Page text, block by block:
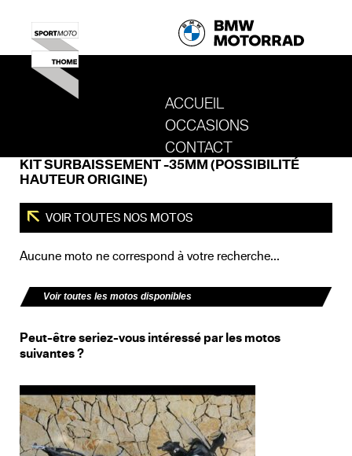
ACCUEIL
REVENIR AU SITE DE SPORT MOTO
OCCASIONS
CONTACT
KIT SURBAISSEMENT -35MM (POSSIBILITÉ
HAUTEUR ORIGINE)
VOIR TOUTES NOS MOTOS
Aucune moto ne correspond à votre recherche...
Voir toutes les motos disponibles
Peut-être seriez-vous intéressé par les motos
suivantes ?